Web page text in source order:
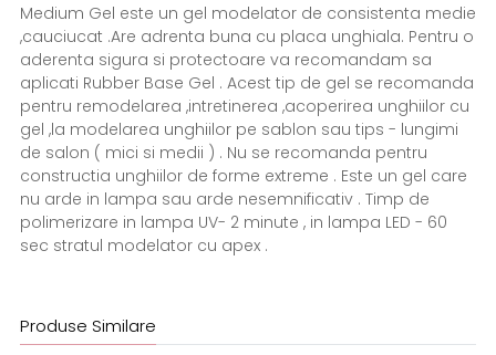
Medium Gel este un gel modelator de consistenta medie
,cauciucat .Are adrenta buna cu placa unghiala. Pentru o
aderenta sigura si protectoare va recomandam sa
aplicati Rubber Base Gel . Acest tip de gel se recomanda
pentru remodelarea ,intretinerea ,acoperirea unghiilor cu
gel ,la modelarea unghiilor pe sablon sau tips - lungimi
de salon ( mici si medii ) . Nu se recomanda pentru
constructia unghiilor de forme extreme . Este un gel care
nu arde in lampa sau arde nesemnificativ . Timp de
polimerizare in lampa UV- 2 minute , in lampa LED - 60
sec stratul modelator cu apex .
Produse Similare